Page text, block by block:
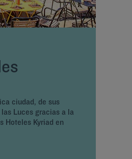
ciudad, de sus
Luces gracias a la
Hoteles Kyriad en